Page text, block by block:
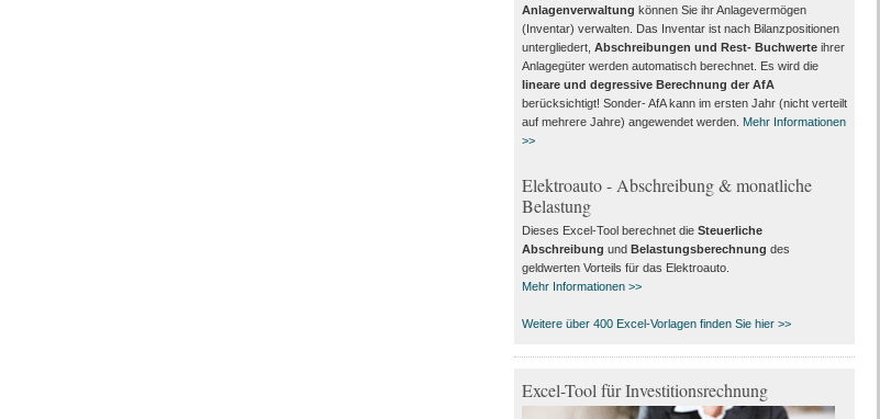
Anlagenverwaltung können Sie ihr Anlagevermögen
(Inventar) verwalten. Das Inventar ist nach Bilanzpositionen
untergliedert, Abschreibungen und Rest- Buchwerteihrer
Anlagegüter werden automatisch berechnet. Es wird die
lineare und degressive Berechnung der AfA
berücksichtigt! Sonder- AfA kann im ersten Jahr (nicht verteilt
auf mehrere Jahre) angewendet werden. Mehr Informationen
>>
Elektroauto - Abschreibung & monatliche
Belastung
Dieses Excel-Tool berechnet die Steuerliche
Abschreibung und Belastungsberechnung des
geldwerten Vorteils für das Elektroauto.
Mehr Informationen >>
Weitere über 400 Excel-Vorlagen finden Sie hier >>
Excel-Tool für Investitionsrechnung